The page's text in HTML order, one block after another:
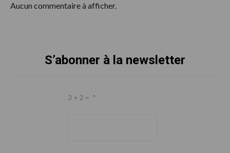
Aucun commentaire à afficher.
S’abonner à la newsletter
3 + 2 = *